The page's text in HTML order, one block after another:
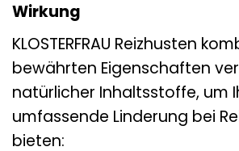
Wirkung
KLOSTERFRAU Reizhusten
bewährten Eigenschaften
natürlicher Inhaltsstoffe, um
umfassende Linderung bei
bieten: